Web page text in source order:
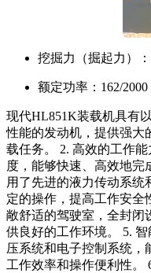
挖掘力（掘起力）：
额定功率： 162/
现代HL851K装载机具有
性能的发动机，提供强大
载任务。 2. 高效的工作
度，能够快速、高效地完
用了先进的液力传动系统
定的操作，提高工作安全
敞舒适的驾驶室，全封闭
供良好的工作环境。 5.
压系统和电子控制系统，
工作效率和操作便利性。